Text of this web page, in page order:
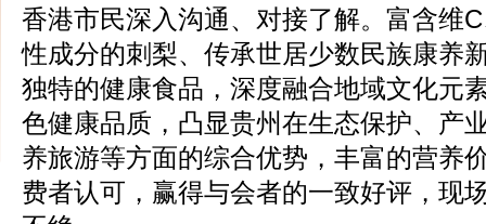
香港市民深入沟通、对接了解。富含维
性成分的刺梨、传承世居少数民族康养
独特的健康食品，深度融合地域文化元
色健康品质，凸显贵州在生态保护、产
养旅游等方面的综合优势，丰富的营养
费者认可，赢得与会者的一致好评，现